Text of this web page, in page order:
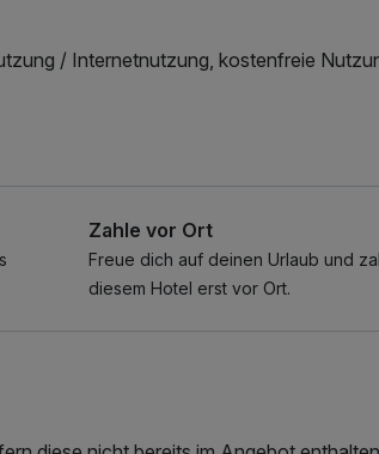
/ Internetnutzung, kostenfreie
Zahle vor Ort
Freue dich auf deinen Urlaub und
diesem Hotel erst vor Ort.